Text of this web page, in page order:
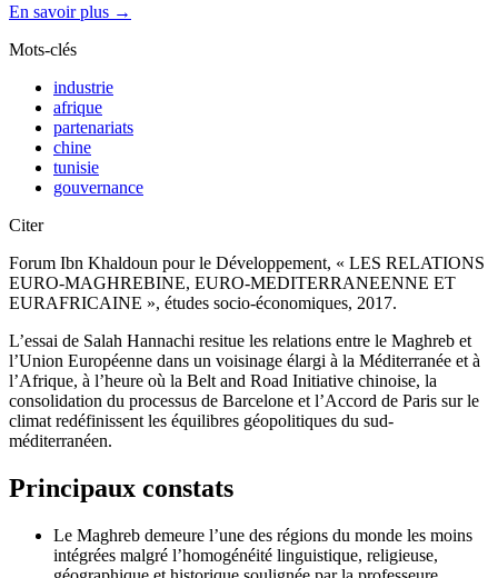
En savoir plus →
Mots-clés
industrie
afrique
partenariats
chine
tunisie
gouvernance
Citer
Forum Ibn Khaldoun pour le Développement, « LES RELATIONS
EURO-MAGHREBINE, EURO-MEDITERRANEENNE ET
EURAFRICAINE », études socio-économiques, 2017.
L’essai de Salah Hannachi resitue les relations entre le Maghreb et
l’Union Européenne dans un voisinage élargi à la Méditerranée et à
l’Afrique, à l’heure où la Belt and Road Initiative chinoise, la
consolidation du processus de Barcelone et l’Accord de Paris sur le
climat redéfinissent les équilibres géopolitiques du sud-
méditerranéen.
Principaux constats
Le Maghreb demeure l’une des régions du monde les moins
intégrées malgré l’homogénéité linguistique, religieuse,